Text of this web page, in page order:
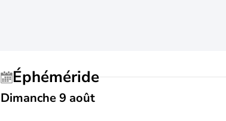
Éphéméride
Dimanche 9 août